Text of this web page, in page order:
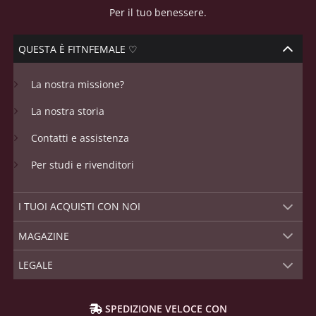
Per il tuo benessere.
QUESTA È FITNFEMALE ♡
La nostra missione?
La nostra storia
Contatti e assistenza
Per studi e rivenditori
I TUOI ACQUISTI CON NOI
MAGAZINE
LEGALE
SPEDIZIONE VELOCE CON